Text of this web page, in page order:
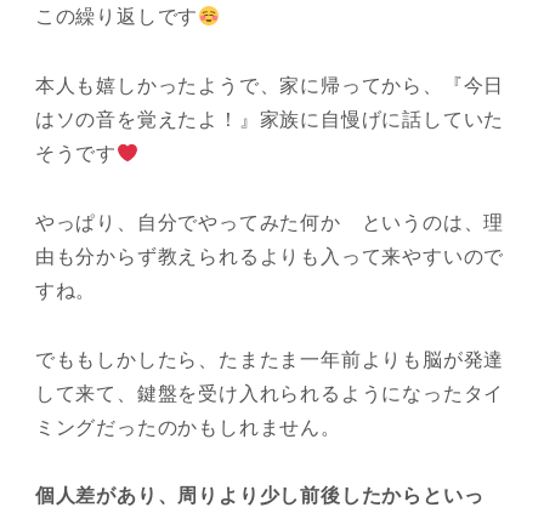
この繰り返しです
本人も嬉しかったようで、家に帰ってから、『今日
はソの音を覚えたよ！』家族に自慢げに話していた
そうです
やっぱり、自分でやってみた何か というのは、理
由も分からず教えられるよりも入って来やすいので
すね。
でももしかしたら、たまたま一年前よりも脳が発達
して来て、鍵盤を受け入れられるようになったタイ
ミングだったのかもしれません。
個人差があり、周りより少し前後したからといっ